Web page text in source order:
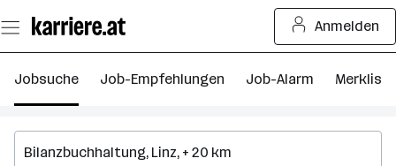
Seiteninhalt
springen
Anmelden
Jobsuche Job-Empfehlungen Job-Alarm Merkliste